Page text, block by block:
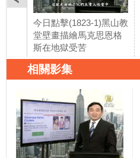
今日點擊(1823-1)黑山教
堂壁畫描繪馬克思恩格
斯在地獄受苦
相關影集